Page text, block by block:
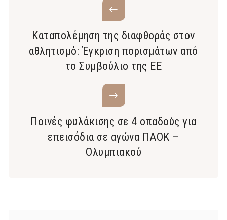
Καταπολέμηση της διαφθοράς στον
αθλητισμό: Έγκριση πορισμάτων από
το Συμβούλιο της ΕΕ
Ποινές φυλάκισης σε 4 οπαδούς για
επεισόδια σε αγώνα ΠΑΟΚ –
Ολυμπιακού